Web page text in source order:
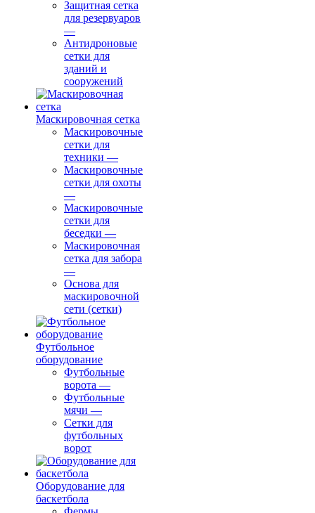
Защитная сетка
для резервуаров
—
Антидроновые
сетки для
зданий и
сооружений
Маскировочная сетка
Маскировочные
сетки для
техники —
Маскировочные
сетки для охоты
—
Маскировочные
сетки для
беседки —
Маскировочная
сетка для забора
—
Основа для
маскировочной
сети (сетки)
Футбольное
оборудование
Футбольные
ворота —
Футбольные
мячи —
Сетки для
футбольных
ворот
Оборудование для
баскетбола